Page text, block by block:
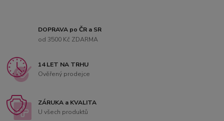
DOPRAVA po ČR a SR
od 3500 Kč ZDARMA
14 LET NA TRHU
Ověřený prodejce
ZÁRUKA a KVALITA
U všech produktů